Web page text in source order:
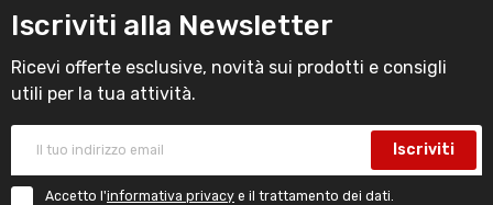
Iscriviti alla Newsletter
Ricevi offerte esclusive, novità sui prodotti e consigli
utili per la tua attività.
Iscriviti
Accetto l'informativa privacy e il trattamento dei dati.